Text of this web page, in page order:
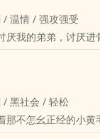
日常故事
篇，两章结束。
温情 / 强攻强受
厌我的弟弟，讨厌
/ 黑社会 / 轻松
那不怎幺正经的小